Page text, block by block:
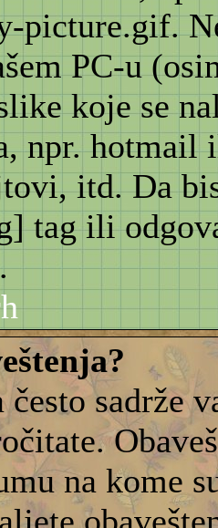
picture.gif.
PC-u
koje se
npr.
itd. Da
tag ili
često sadrže
na kome